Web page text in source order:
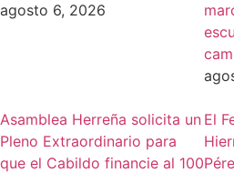
agosto 6, 2026
Asamblea Herreña solicita un
Pleno Extraordinario para
que el Cabildo financie al 100
El